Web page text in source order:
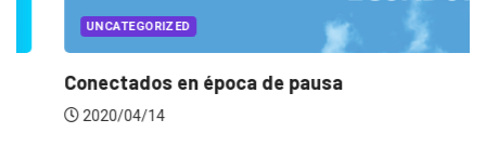
UNCATEGORIZED
Conectados en época de pausa
2020/04/14